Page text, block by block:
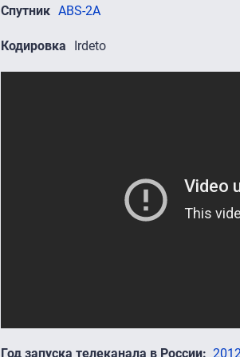
Спутник ABS-2A
Кодировка Irdeto
Год запуска телеканала в России